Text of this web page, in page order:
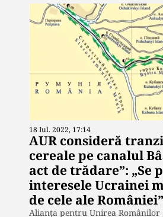
18 Iul. 2022, 17:14
AUR consideră
cereale pe canalul
act de trădare”: „Se
interesele Ucrainei
de cele ale României”
Alianța pentru Unirea Românilor